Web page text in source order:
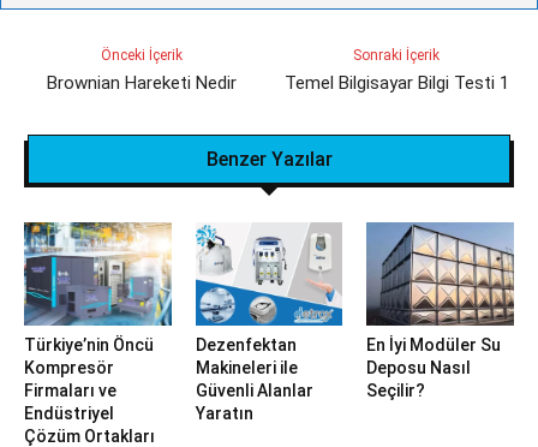
Önceki İçerik
Brownian Hareketi Nedir
Sonraki İçerik
Temel Bilgisayar Bilgi Testi 1
Benzer Yazılar
Türkiye’nin Öncü
Kompresör
Firmaları ve
Endüstriyel
Çözüm Ortakları
Dezenfektan
Makineleri ile
Güvenli Alanlar
Yaratın
En İyi Modüler Su
Deposu Nasıl
Seçilir?